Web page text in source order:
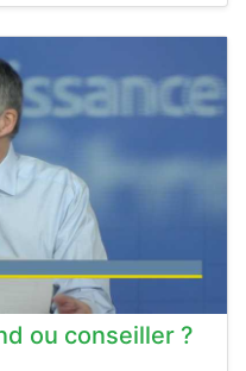
ou conseiller ?